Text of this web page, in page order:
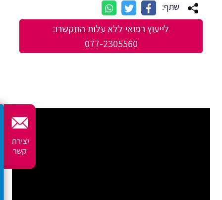
יצירת
קשר
שתף:
לייעוץ רפואי ללא עלות התקשרו:
077-2305560